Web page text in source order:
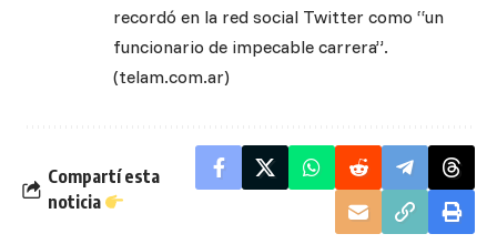
recordó en la red social Twitter como “un
funcionario de impecable carrera”.
(telam.com.ar)
Compartí esta
noticia